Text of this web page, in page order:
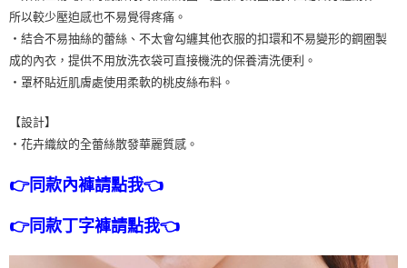
所以較少壓迫感也不易覺得疼痛。
・結合不易抽絲的蕾絲、不太會勾纏其他衣服的扣環和不易變形的鋼圈製
成的內衣，提供不用放洗衣袋可直接機洗的保養清洗便利。
・罩杯貼近肌膚處使用柔軟的桃皮絲布料。
【設計】
・花卉織紋的全蕾絲散發華麗質感。
👉同款內褲請點我👈
👉同款丁字褲請點我👈